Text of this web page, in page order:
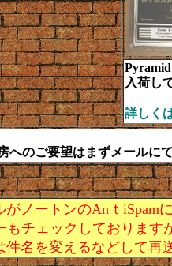
Pyramid
入荷し
詳しく
へのご要望はまずメールに
がノートンのAnｔiSpam
もチェックしておりま
件名を変えるなどして再